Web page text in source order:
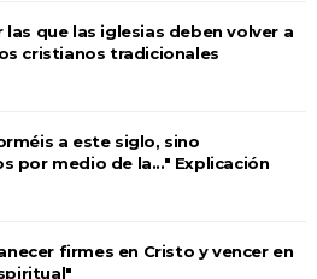
las que las iglesias deben volver a
cristianos tradicionales
a este siglo, sino
por medio de la..." Explicación
firmes en Cristo y vencer en